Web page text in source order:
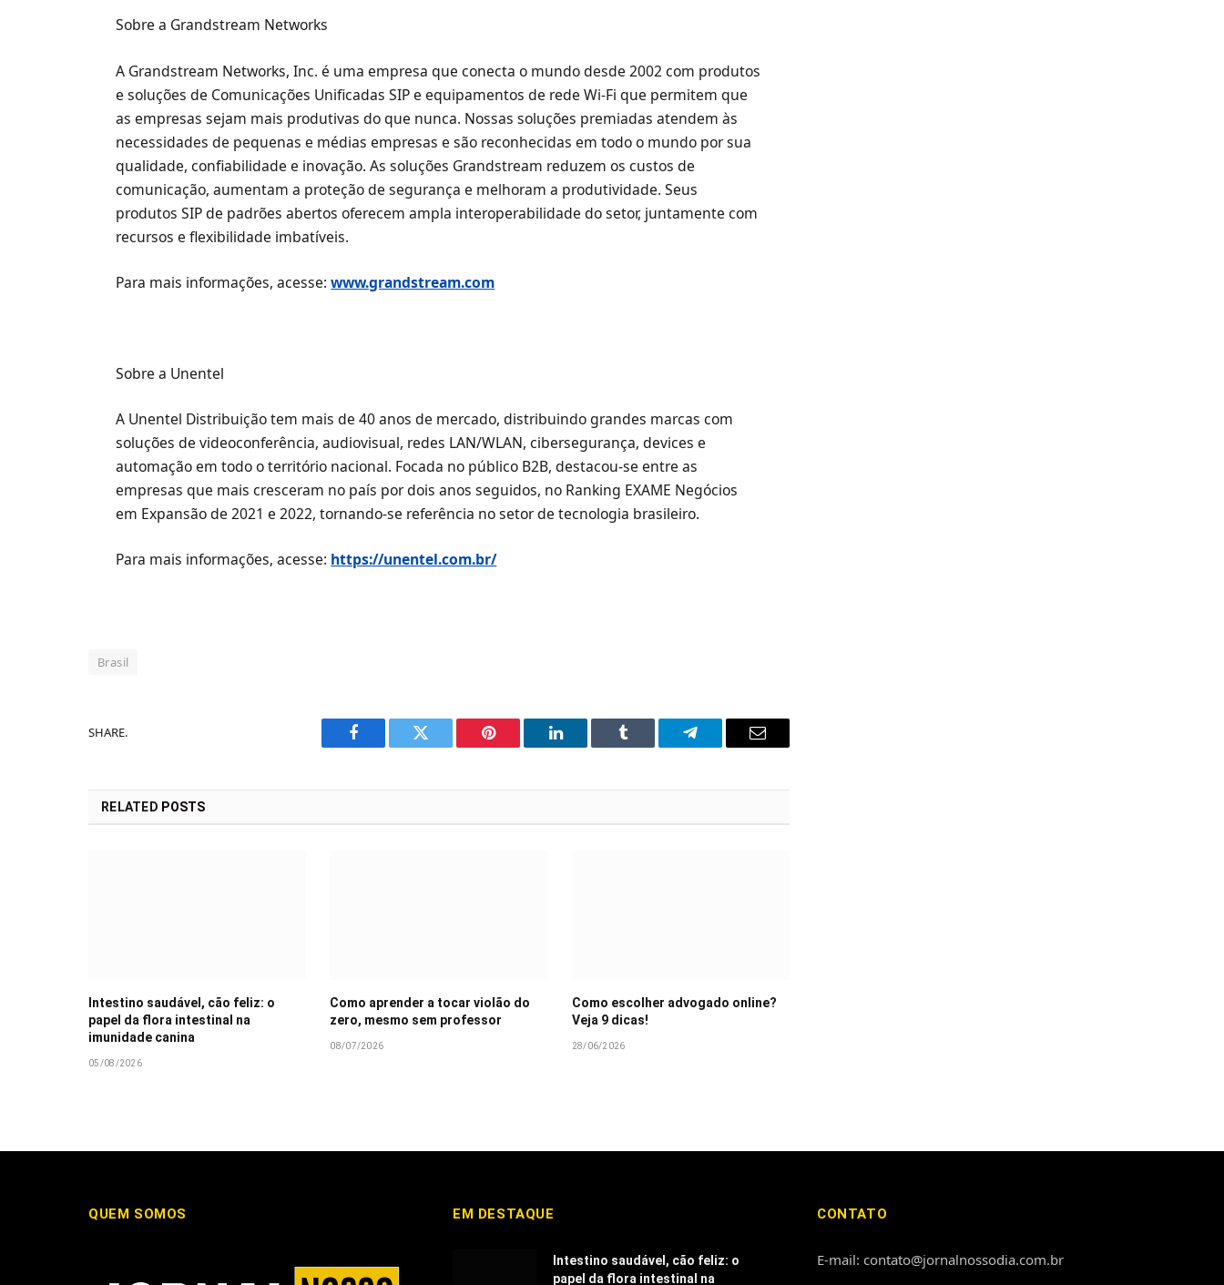
Sobre a Grandstream Networks
A Grandstream Networks, Inc. é uma empresa que conecta o mundo desde 2002 com produtos
e soluções de Comunicações Unificadas SIP e equipamentos de rede Wi-Fi que permitem que
as empresas sejam mais produtivas do que nunca. Nossas soluções premiadas atendem às
necessidades de pequenas e médias empresas e são reconhecidas em todo o mundo por sua
qualidade, confiabilidade e inovação. As soluções Grandstream reduzem os custos de
comunicação, aumentam a proteção de segurança e melhoram a produtividade. Seus
produtos SIP de padrões abertos oferecem ampla interoperabilidade do setor, juntamente com
recursos e flexibilidade imbatíveis.
Para mais informações, acesse:www.grandstream.com
Sobre a Unentel
A Unentel Distribuição tem mais de 40 anos de mercado, distribuindo grandes marcas com
soluções de videoconferência, audiovisual, redes LAN/WLAN, cibersegurança, devices e
automação em todo o território nacional. Focada no público B2B, destacou-se entre as
empresas que mais cresceram no país por dois anos seguidos, no Ranking EXAME Negócios
em Expansão de 2021 e 2022, tornando-se referência no setor de tecnologia brasileiro.
Para mais informações, acesse: https://unentel.com.br/
Brasil
SHARE.
Facebook Twitter Pinterest LinkedIn Tumblr Telegram Email
RELATED POSTS
Intestino saudável, cão feliz: o
papel da flora intestinal na
imunidade canina
05/08/2026
Como aprender a tocar violão do
zero, mesmo sem professor
08/07/2026
Como escolher advogado online?
Veja 9 dicas!
28/06/2026
QUEM SOMOS EM DESTAQUE
Intestino saudável, cão feliz: o
papel da flora intestinal na
CONTATO
E-mail: contato@jornalnossodia.com.br